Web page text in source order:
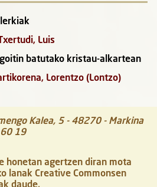
Luis
batutako kristau-alkartean
Lorentzo (Lontzo)
Kalea, 5 - 48270- Markina
19
honetan agertzen diran mota
lanak Creative Commonsen